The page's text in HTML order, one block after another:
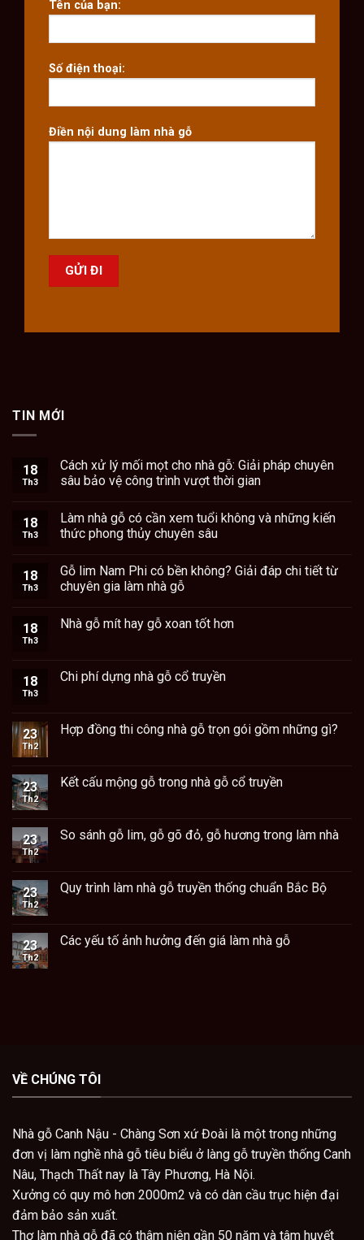
Tên của bạn:
Số điện thoại:
Điền nội dung làm nhà gỗ
TIN MỚI
18
Th3
Cách xử lý mối mọt cho nhà gỗ: Giải pháp chuyên
sâu bảo vệ công trình vượt thời gian
18
Th3
Làm nhà gỗ có cần xem tuổi không và những kiến
thức phong thủy chuyên sâu
18
Th3
Gỗ lim Nam Phi có bền không? Giải đáp chi tiết từ
chuyên gia làm nhà gỗ
18
Th3
Nhà gỗ mít hay gỗ xoan tốt hơn
18
Th3
Chi phí dựng nhà gỗ cổ truyền
23
Th2
Hợp đồng thi công nhà gỗ trọn gói gồm những gì?
23
Th2
Kết cấu mộng gỗ trong nhà gỗ cổ truyền
23
Th2
So sánh gỗ lim, gỗ gõ đỏ, gỗ hương trong làm nhà
23
Th2
Quy trình làm nhà gỗ truyền thống chuẩn Bắc Bộ
23
Th2
Các yếu tố ảnh hưởng đến giá làm nhà gỗ
VỀ CHÚNG TÔI
Nhà gỗ Canh Nậu - Chàng Sơn xứ Đoài là một trong những
đơn vị làm nghề nhà gỗ tiêu biểu ở làng gỗ truyền thống Canh
Nâu, Thạch Thất nay là Tây Phương, Hà Nội.
Xưởng có quy mô hơn 2000m2 và có dàn cầu trục hiện đại
đảm bảo sản xuất.
Thợ làm nhà gỗ đã có thâm niên gần 50 năm và tâm huyết